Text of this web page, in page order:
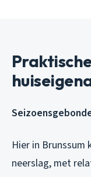
Hier in Brunssum
neerslag, met